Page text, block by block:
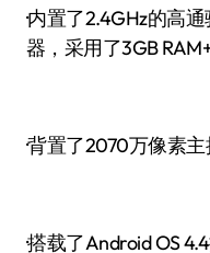
·内置了2.4GHz的高
器，采用了3GB
·背置了2070万像素
·搭载了Android OS